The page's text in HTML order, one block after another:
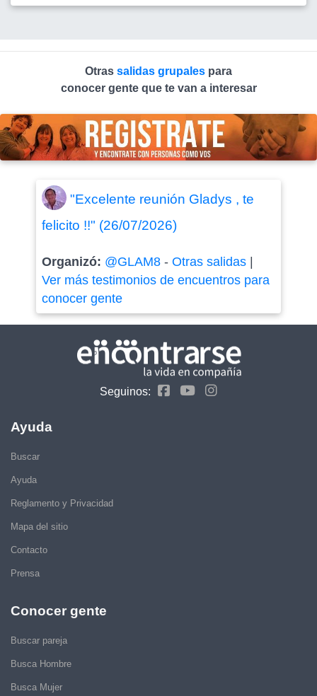
Otras salidas grupales para
conocer gente que te van a interesar
"Excelente reunión Gladys , te
felicito !!" (26/07/2026)
Organizó: @GLAM8- Otras salidas|
Ver más testimonios de encuentros para
conocer gente
Seguinos:
Ayuda
Buscar
Ayuda
Reglamento y Privacidad
Mapa del sitio
Contacto
Prensa
Conocer gente
Buscar pareja
Busca Hombre
Busca Mujer